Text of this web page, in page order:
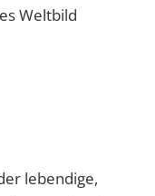
Weltbild
lebendige,